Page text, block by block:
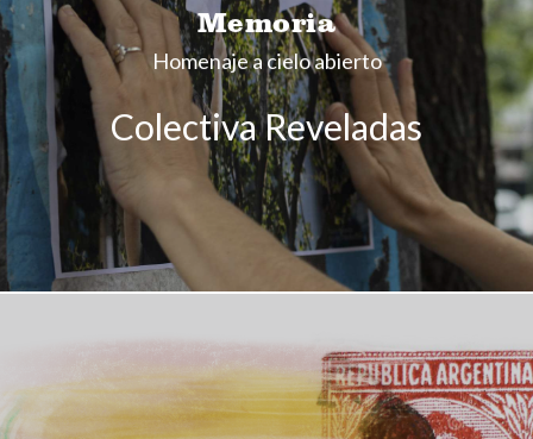
Memoria
Homenaje a cielo abierto
Colectiva Reveladas